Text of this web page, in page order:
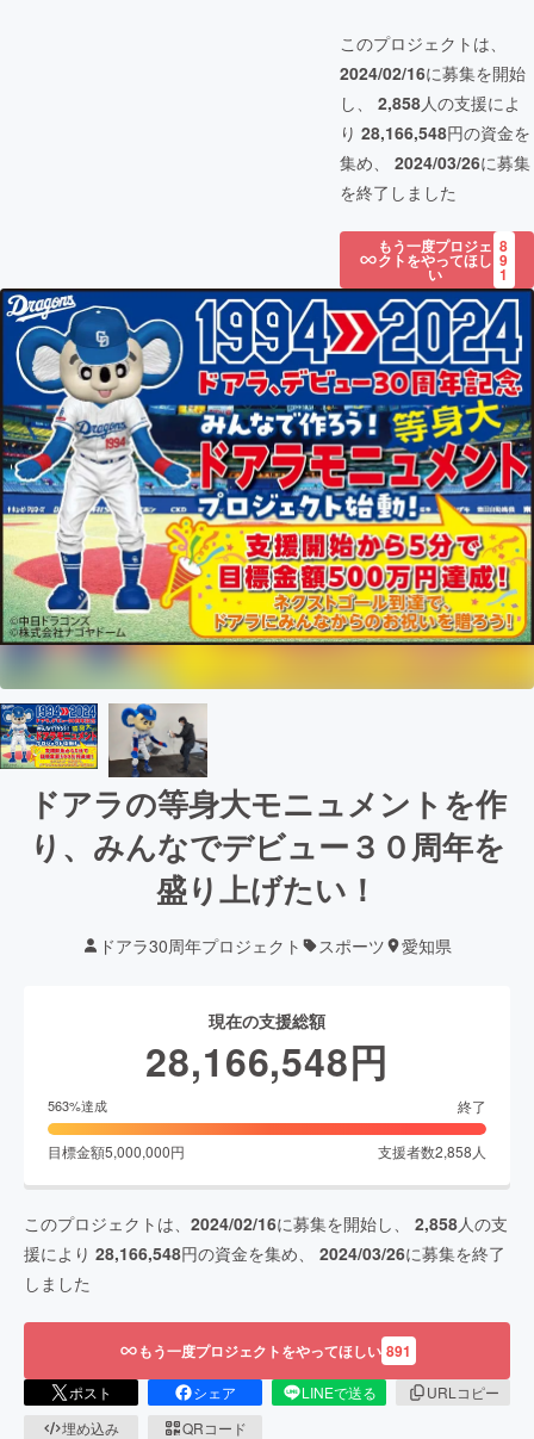
このプロジェクトは、
2024/02/16に募集を開始
し、 2,858人の支援によ
り 28,166,548円の資金を
集め、 2024/03/26に募集
を終了しました
もう一度プロジェ
クトをやってほし
い
8
9
1
ドアラの等身大モニュメントを作
り、みんなでデビュー３０周年を
盛り上げたい！
ドアラ30周年プロジェクト スポーツ 愛知県
現在の支援総額
28,166,548円
563%達成 終了
目標金額5,000,000円 支援者数2,858 人
このプロジェクトは、 2024/02/16に募集を開始し、 2,858人の支
援により 28,166,548円の資金を集め、 2024/03/26に募集を終了
しました
もう一度プロジェクトをやってほしい 891
ポスト シェア LINEで送る
URLコピー
埋め込み
QRコード